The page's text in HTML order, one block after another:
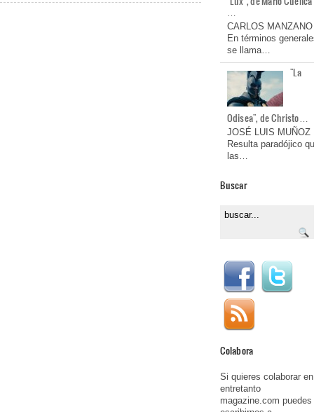
…
CARLOS MANZANO
En términos
se llama…
"La
Odisea", de Christo…
JOSÉ LUIS MUÑOZ
Resulta paradójico
las…
Buscar
Colabora
Si quieres colaborar en
entretanto
magazine.com puedes